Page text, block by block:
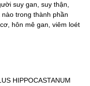
suy gan, suy thận,
trong thành phần
hôn mê gan, viêm loét
HIPPOCASTANUM